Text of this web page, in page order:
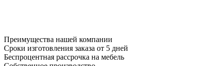
Преимущества нашей компании
Сроки изготовления заказа от 5 дней
Беспроцентная рассрочка на мебель